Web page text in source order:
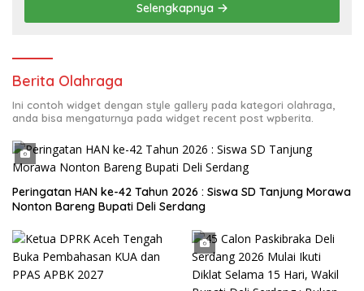
Selengkapnya
Berita Olahraga
Ini contoh widget dengan style gallery pada kategori olahraga,
anda bisa mengaturnya pada widget recent post wpberita.
Peringatan HAN ke-42 Tahun 2026 : Siswa SD Tanjung Morawa
Nonton Bareng Bupati Deli Serdang